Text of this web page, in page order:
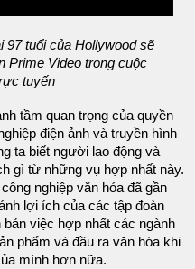
97 tuổi của Hollywood sẽ
Prime Video trong cuộc
tuyến
tầm quan trọng của quyền
điện ảnh và truyền hình
ta biết người lao động và
gì từ những vụ hợp nhất này.
nghiệp văn hóa đã gần
lợi ích của các tập đoàn
việc hợp nhất các ngành
phẩm và đầu ra văn hóa khi
mình hơn nữa.